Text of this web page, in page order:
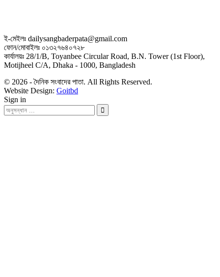
ই-মেইলঃ dailysangbaderpata@gmail.com
ফোন/মোবাইলঃ ০১৩২৭৬৪০৭২৮
কার্যালয়ঃ 28/1/B, Toyanbee Circular Road, B.N. Tower (1st Floor),
Motijheel C/A, Dhaka - 1000, Bangladesh
© 2026 - দৈনিক সংবাদের পাতা. All Rights Reserved.
Website Design: Goitbd
Sign in